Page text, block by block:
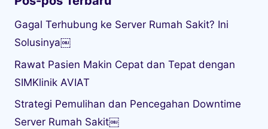
Gagal Terhubung ke Server Rumah Sakit? Ini
Solusinya￼
Rawat Pasien Makin Cepat dan Tepat dengan
SIMKlinik AVIAT
Strategi Pemulihan dan Pencegahan Downtime
Server Rumah Sakit￼